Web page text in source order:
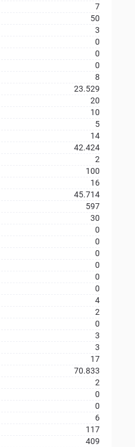
7
50
3
0
0
0
8
23.529
20
10
5
14
42.424
2
100
16
45.714
597
30
0
0
0
0
0
0
4
2
0
3
3
17
70.833
2
0
0
6
117
409